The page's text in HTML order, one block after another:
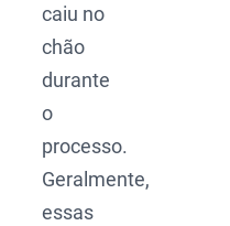
caiu no
chão
durante
o
processo.
Geralmente,
essas